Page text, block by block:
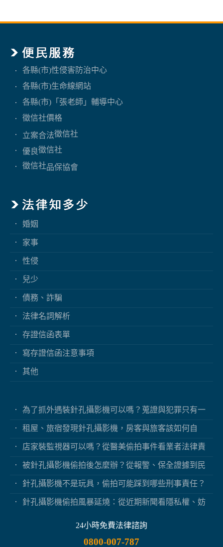
各縣(市)性侵害防治中心
各縣(市)生命線網站
各縣(市)「張老師」輔導中心
徵信社價格
立案合法徵信社
優良徵信社
徵信社品保協會
婚姻
家事
性侵
兒少
債務、詐騙
法律名詞解析
存證信函表單
寫存證信函注意事項
其他
為了抓外遇裝針孔攝影機可以嗎？蒐證與犯罪只有一
租屋、旅宿發現針孔攝影機，房客與旅客該如何自
店家裝監視器可以嗎？從醫美偷拍事件看業者法律責
被針孔攝影機偷拍後怎麼辦？從報警、保全證據到民
針孔攝影機不是玩具，偷拍可能踩到哪些刑事責任？
針孔攝影機偷拍風暴延燒：從近期新聞看隱私權、妨
24小時免費法律諮詢
0800-007-787